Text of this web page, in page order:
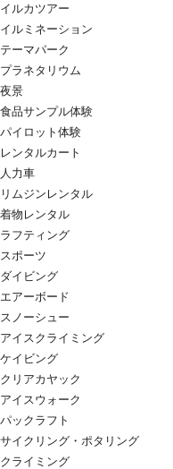
イルカツアー
イルミネーション
テーマパーク
プラネタリウム
夜景
食品サンプル体験
パイロット体験
レンタルカート
人力車
リムジンレンタル
着物レンタル
ラフティング
スポーツ
ダイビング
エアーボード
スノーシュー
アイスクライミング
ケイビング
クリアカヤック
アイスウォーク
パックラフト
サイクリング・ポタリング
クライミング